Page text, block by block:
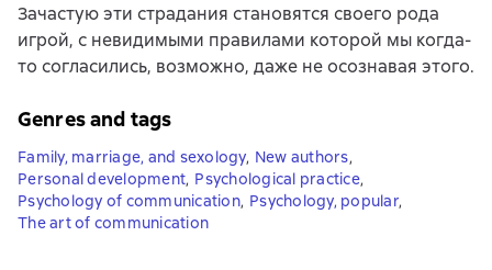
Зачастую эти страдания становятся своего рода
игрой, с невидимыми правилами которой мы когда-
то согласились, возможно, даже не осознавая этого.
Genres and tags
Family, marriage, and sexology, New authors,
Personal development, Psychological practice,
Psychology of communication, Psychology, popular,
The art of communication